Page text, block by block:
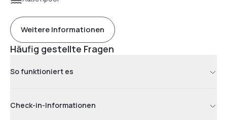
Weitere Informationen
Häufig gestellte Fragen
So funktioniert es
Check-in-Informationen